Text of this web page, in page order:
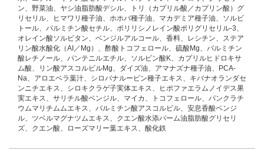
ン、野菜油、ヤシ油脂肪酸デシル、トリ（カプリル酸／カプリン酸）グ
リセリル、ヒマワリ種子油、ホホバ種子油、マカデミア種子油、ソルビ
トール、パルミチン酸セチル、ポリリシノレイン酸ポリグリセリル-3、
オレイン酸ソルビタン、ベンジルアルコール、香料、レシチン、ステア
リン酸水酸化（AI／Mg）、酢酸トコフェロール、硫酸Mg、パルミチン
酸レチノール、パンテニルエチル、ソルビン酸K、カプリルヒドロキサ
ム酸、リン酸アスコルビルMg、ダイズ油、アマナズナ種子油、PCA-
Na、アロエベラ葉汁、シロバナルーピン種子エキス、キバナオランダセ
ンニチエキス、シロキクラゲ子実体エキス、ヒポファエラムノイデス果
実エキス、サリチル酸ベンジル、マイカ、トコフェロール、パンクラチ
ウムマリチムムエキス、パルミチン酸アスコルビル、安息香酸ベンジ
ル、ツベルマグナツムエキス、クエン酸水添パーム油脂肪酸グリセリ
ズ、クエン酸、ローズマリー葉エキス、酸化鉄